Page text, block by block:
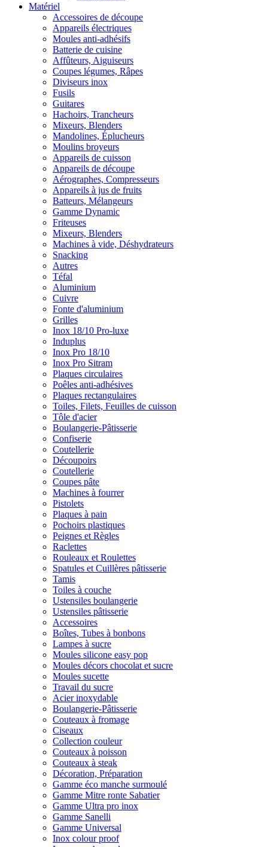
Matériel
Accessoires de découpe
Appareils électriques
Moules anti-adhésifs
Batterie de cuisine
Affûteurs, Aiguiseurs
Coupes légumes, Râpes
Diviseurs inox
Fusils
Guitares
Hachoirs, Trancheurs
Mixeurs, Blenders
Mandolines, Éplucheurs
Moulins broyeurs
Appareils de cuisson
Appareils de découpe
Aérographes, Compresseurs
Appareils à jus de fruits
Batteurs, Mélangeurs
Gamme Dynamic
Friteuses
Mixeurs, Blenders
Machines à vide, Déshydrateurs
Snacking
Autres
Téfal
Aluminium
Cuivre
Fonte d'aluminium
Grilles
Inox 18/10 Pro-luxe
Induplus
Inox Pro 18/10
Inox Pro Sitram
Plaques circulaires
Poêles anti-adhésives
Plaques rectangulaires
Toiles, Filets, Feuilles de cuisson
Tôle d'acier
Boulangerie-Pâtisserie
Confiserie
Coutellerie
Découpoirs
Coutellerie
Coupes pâte
Machines à fourrer
Pistolets
Plaques à pain
Pochoirs plastiques
Peignes et Règles
Raclettes
Rouleaux et Roulettes
Spatules et Cuillères pâtisserie
Tamis
Toiles à couche
Ustensiles boulangerie
Ustensiles pâtisserie
Accessoires
Boîtes, Tubes à bonbons
Lampes à sucre
Moules silicone easy pop
Moules décors chocolat et sucre
Moules sucette
Travail du sucre
Acier inoxydable
Boulangerie-Pâtisserie
Couteaux à fromage
Ciseaux
Collection couleur
Couteaux à poisson
Couteaux à steak
Décoration, Préparation
Gamme éco manche surmoulé
Gamme Mitre ronte Sabatier
Gamme Ultra pro inox
Gamme Sanelli
Gamme Universal
Inox colour proof